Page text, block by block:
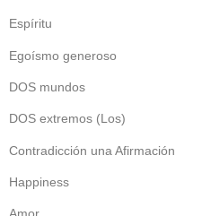
Espíritu
Egoísmo generoso
DOS mundos
DOS extremos (Los)
Contradicción una Afirmación
Happiness